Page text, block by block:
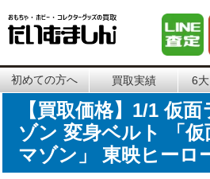
初めての方へ 買取実績 6
【買取価格】1/1 仮
ゾン 変身ベルト 「
マゾン」 東映ヒーロ